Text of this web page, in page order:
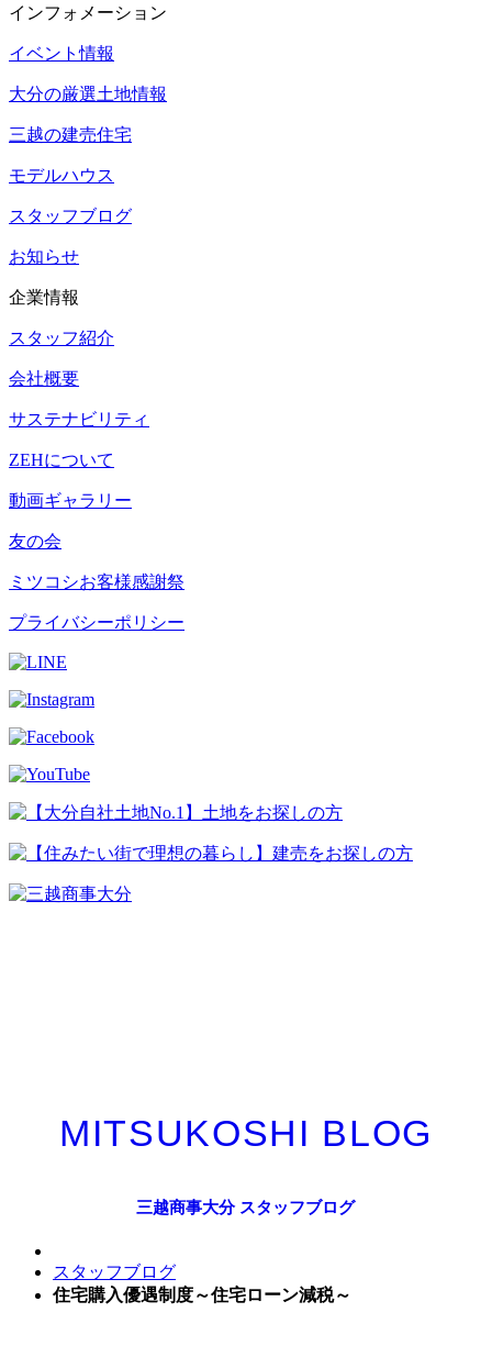
インフォメーション
イベント情報
大分の厳選土地情報
三越の建売住宅
モデルハウス
スタッフブログ
お知らせ
企業情報
スタッフ紹介
会社概要
サステナビリティ
ZEHについて
動画ギャラリー
友の会
ミツコシお客様感謝祭
プライバシーポリシー
MITSUKOSHI BLOG
三越商事大分 スタッフブログ
スタッフブログ
住宅購入優遇制度～住宅ローン減税～